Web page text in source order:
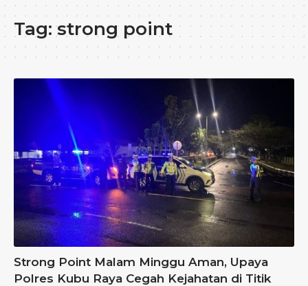
Tag:strong point
Strong Point Malam Minggu Aman, Upaya
Polres Kubu Raya Cegah Kejahatan di Titik